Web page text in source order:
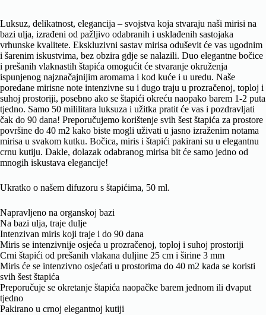
Luksuz, delikatnost, elegancija – svojstva koja stvaraju naši mirisi na
bazi ulja, izrađeni od pažljivo odabranih i usklađenih sastojaka
vrhunske kvalitete. Ekskluzivni sastav mirisa oduševit će vas ugodnim
i šarenim iskustvima, bez obzira gdje se nalazili. Duo elegantne bočice
i prešanih vlaknastih štapića omogućit će stvaranje okruženja
ispunjenog najznačajnijim aromama i kod kuće i u uredu. Naše
poredane mirisne note intenzivne su i dugo traju u prozračenoj, toploj i
suhoj prostoriji, posebno ako se štapići okreću naopako barem 1-2 puta
tjedno. Samo 50 mililitara luksuza i užitka pratit će vas i pozdravljati
čak do 90 dana! Preporučujemo korištenje svih šest štapića za prostore
površine do 40 m2 kako biste mogli uživati ​​u jasno izraženim notama
mirisa u svakom kutku. Bočica, miris i štapići pakirani su u elegantnu
crnu kutiju. Dakle, dolazak odabranog mirisa bit će samo jedno od
mnogih iskustava elegancije!
Ukratko o našem difuzoru s štapićima, 50 ml.
Napravljeno na organskoj bazi
Na bazi ulja, traje dulje
Intenzivan miris koji traje i do 90 dana
Miris se intenzivnije osjeća u prozračenoj, toploj i suhoj prostoriji
Crni štapići od prešanih vlakana duljine 25 cm i širine 3 mm
Miris će se intenzivno osjećati u prostorima do 40 m2 kada se koristi
svih šest štapića
Preporučuje se okretanje štapića naopačke barem jednom ili dvaput
tjedno
Pakirano u crnoj elegantnoj kutiji